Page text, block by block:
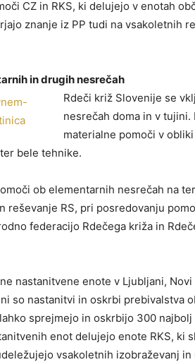
CZ in RKS, ki delujejo v enotah
znanje iz PP tudi na vsakoletnih
in drugih nesrečah
Rdeči križ Slovenije se
nesrečah doma in v
materialne pomoči v
bele tehnike.
ob elementarnih nesrečah na
reševanje RS, pri posredovanju
federacijo Rdečega križa in
nastanitvene enote v Ljubljani,
so nastanitvi in oskrbi prebivalstva
sprejmejo in oskrbijo 300
enot delujejo enote RKS, ki
vsakoletnih izobraževanj in